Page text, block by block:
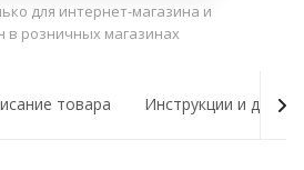
для интернет-магазина и
в розничных магазинах
товара Инструкции и